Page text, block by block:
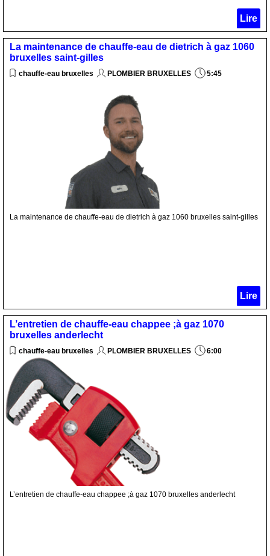
Lire
La maintenance de chauffe-eau de dietrich à gaz 1060
bruxelles saint-gilles
chauffe-eau bruxelles PLOMBIER BRUXELLES 5:45
La maintenance de chauffe-eau de dietrich à gaz 1060 bruxelles saint-gilles
Lire
L’entretien de chauffe-eau chappee ;à gaz 1070
bruxelles anderlecht
chauffe-eau bruxelles PLOMBIER BRUXELLES 6:00
L’entretien de chauffe-eau chappee ;à gaz 1070 bruxelles anderlecht